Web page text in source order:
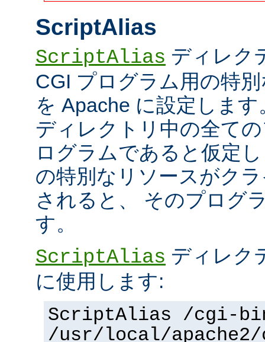
ScriptAlias
ScriptAlias ディレク
CGI プログラム用の特
を Apache に設定しま
ディレクトリ中の全て
ログラムであると仮定
の特別なリソースがク
されると、 そのプログ
す。
ScriptAlias ディレク
に使用します:
ScriptAlias /cgi-
/usr/local/